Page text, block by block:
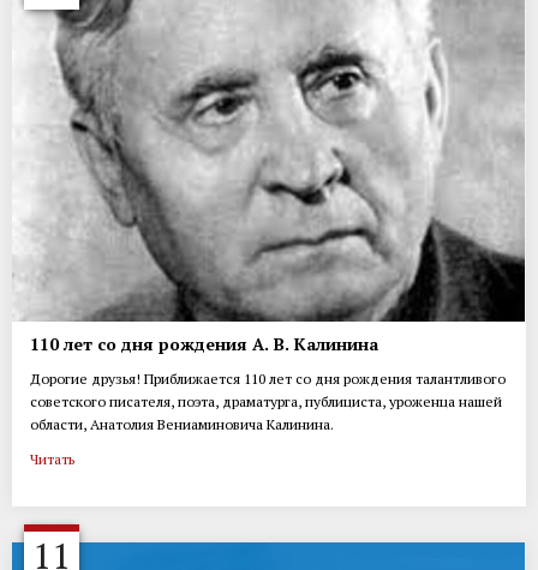
110 лет со дня рождения А. В. Калинина
Дорогие друзья! Приближается 110 лет со дня рождения талантливого
советского писателя, поэта, драматурга, публициста, уроженца нашей
области, Анатолия Вениаминовича Калинина.
Читать
11